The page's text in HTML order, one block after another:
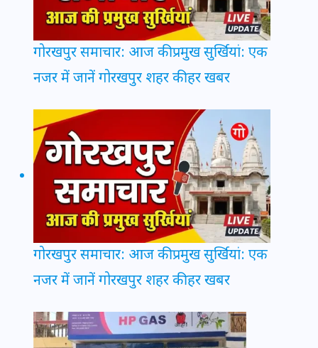
गोरखपुर समाचार: आज की प्रमुख सुर्खियां: एक
नजर में जानें गोरखपुर शहर की हर खबर
गोरखपुर समाचार: आज की प्रमुख सुर्खियां: एक
नजर में जानें गोरखपुर शहर की हर खबर